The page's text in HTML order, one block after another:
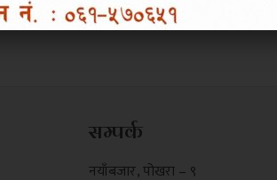
सम्पर्क
नयाँबजार , पोखरा – ९